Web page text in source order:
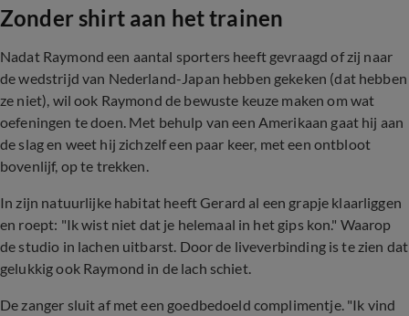
Zonder shirt aan het trainen
Nadat Raymond een aantal sporters heeft gevraagd of zij naar
de wedstrijd van Nederland-Japan hebben gekeken (dat hebben
ze niet), wil ook Raymond de bewuste keuze maken om wat
oefeningen te doen. Met behulp van een Amerikaan gaat hij aan
de slag en weet hij zichzelf een paar keer, met een ontbloot
bovenlijf, op te trekken.
In zijn natuurlijke habitat heeft Gerard al een grapje klaarliggen
en roept: "Ik wist niet dat je helemaal in het gips kon." Waarop
de studio in lachen uitbarst. Door de liveverbinding is te zien dat
gelukkig ook Raymond in de lach schiet.
De zanger sluit af met een goedbedoeld complimentje. "Ik vind